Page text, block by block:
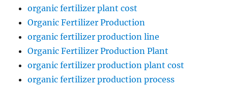
organic fertilizer plant cost
Organic Fertilizer Production
organic fertilizer production line
Organic Fertilizer Production Plant
organic fertilizer production plant cost
organic fertilizer production process